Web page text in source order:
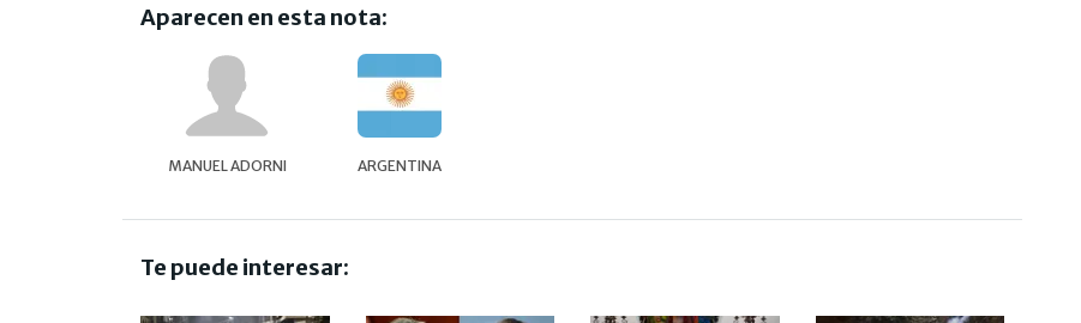
Aparecen en esta nota:
MANUEL ADORNI ARGENTINA
Te puede interesar: